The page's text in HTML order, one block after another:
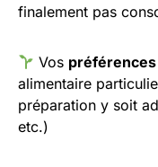
finalement pas
Vos préférences
alimentaire
préparation y soit
etc.)